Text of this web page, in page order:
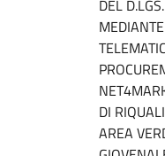
DEL
DI
AREA